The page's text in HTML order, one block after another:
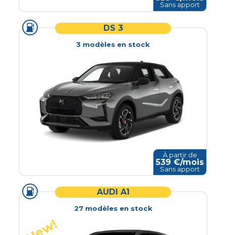
Sans apport
DS 3
3 modèles en stock
À partir de
539 €/mois
Sans apport
AUDI A1
27modèlesen stock